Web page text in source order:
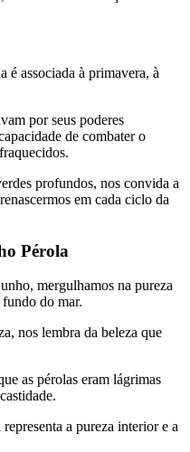
é associada à primavera, à
por seus poderes
de combater o
profundos, nos convida a
em cada ciclo da
Pérola
mergulhamos na pureza
do mar.
nos lembra da beleza que
as pérolas eram lágrimas
a pureza interior e a